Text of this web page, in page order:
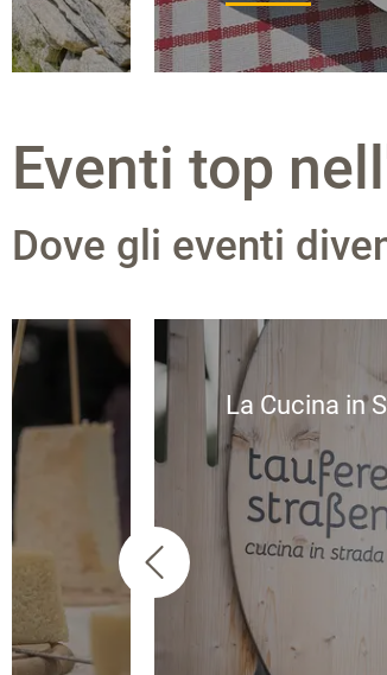
Eventi top
Dove gli eventi
La Cucina in